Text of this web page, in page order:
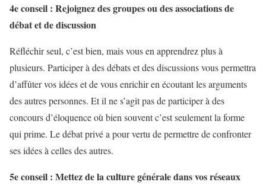
4e conseil : Rejoignez des groupes ou des associations de
débat et de discussion
Réfléchir seul, c’est bien, mais vous en apprendrez plus à
plusieurs. Participer à des débats et des discussions vous permettra
d’affûter vos idées et de vous enrichir en écoutant les arguments
des autres personnes. Et il ne s’agit pas de participer à des
concours d’éloquence où bien souvent c’est seulement la forme
qui prime. Le débat privé a pour vertu de permettre de confronter
ses idées à celles des autres.
5e conseil : Mettez de la culture générale dans vos réseaux